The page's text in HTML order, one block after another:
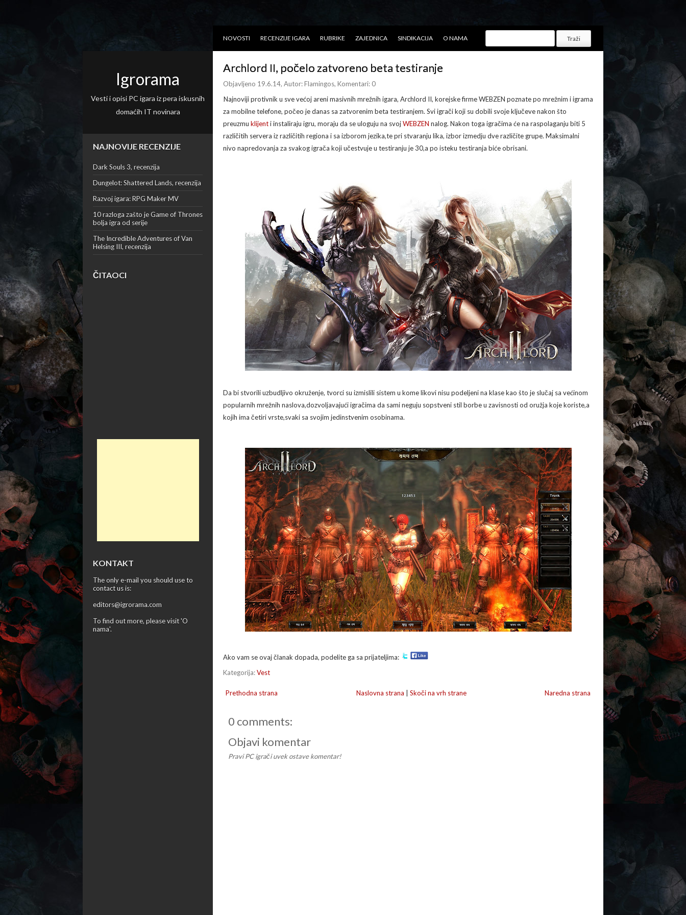
NOVOSTI RECENZIJE IGARA RUBRIKE ZAJEDNICA SINDIKACIJA O NAMA
Igrorama
Vesti i opisi PC igara iz pera iskusnih
domaćih IT novinara
NAJNOVIJE RECENZIJE
Dark Souls 3, recenzija
Dungelot: Shattered Lands, recenzija
Razvoj igara: RPG Maker MV
10 razloga zašto je Game of Thrones
bolja igra od serije
The Incredible Adventures of Van
Helsing III, recenzija
ČITAOCI
KONTAKT
The only e-mail you should use to
contact us is:
editors@igrorama.com
To find out more, please visit 'O
nama'.
Archlord II, počelo zatvoreno beta testiranje
Objavljeno 19.6.14, Autor:Flamingos, Komentari: 0
Najnoviji protivnik u sve većoj areni masivnih mrežnih igara, Archlord II, korejske firme WEBZEN poznate po mrežnim i igrama
za mobilne telefone, počeo je danas sa zatvorenim beta testiranjem. Svi igrači koji su dobili svoje ključeve nakon što
preuzmu klijenti instaliraju igru, moraju da se uloguju na svojWEBZEN nalog. Nakon toga igračima će na raspolaganju biti 5
različitih servera iz različitih regiona i sa izborom jezika,te pri stvaranju lika, izbor izmedju dve različite grupe. Maksimalni
nivo napredovanja za svakog igrača koji učestvuje u testiranju je 30,a po isteku testiranja biće obrisani.
Da bi stvorili uzbudljivo okruženje, tvorci su izmislili sistem u kome likovi nisu podeljeni na klase kao što je slučaj sa većinom
popularnih mrežnih naslova,dozvoljavajući igračima da sami neguju sopstveni stil borbe u zavisnosti od oružja koje koriste,a
kojih ima četiri vrste,svaki sa svojim jedinstvenim osobinama.
Ako vam se ovaj članak dopada, podelite ga sa prijateljima:
Kategorija:Vest
Naredna strana
Prethodna strana Naslovna strana Skoči na vrh strane
0 comments:
Objavi komentar
Pravi PC igrači uvek ostave komentar!